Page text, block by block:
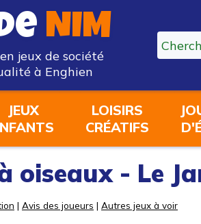
NIM
jeux de société
à Enghien
JEUX
LOISIRS
CRÉATIFS
oiseaux - Le
| Avis des joueurs | Autres jeux à voir